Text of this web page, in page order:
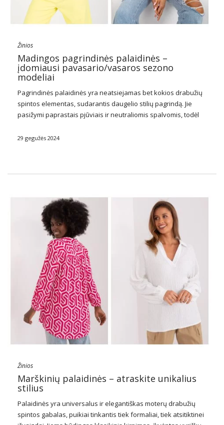
Žinios
Madingos pagrindinės palaidinės –
įdomiausi pavasario/vasaros sezono
modeliai
Pagrindinės palaidinės yra neatsiejamas bet kokios drabužių
spintos elementas, sudarantis daugelio stilių pagrindą. Jie
pasižymi paprastais pjūviais ir neutraliomis spalvomis, todėl
elementais. Dėl savo universalumo pagrindinės palaidinės yra
29 gegužės 2024
Žinios
Marškinių palaidinės – atraskite unikalius
stilius
Palaidinės yra universalus irelegantiškas moterų drabužių
spintos gabalas, puikiai tinkantis tiek formaliai, tiek atsitiktinei